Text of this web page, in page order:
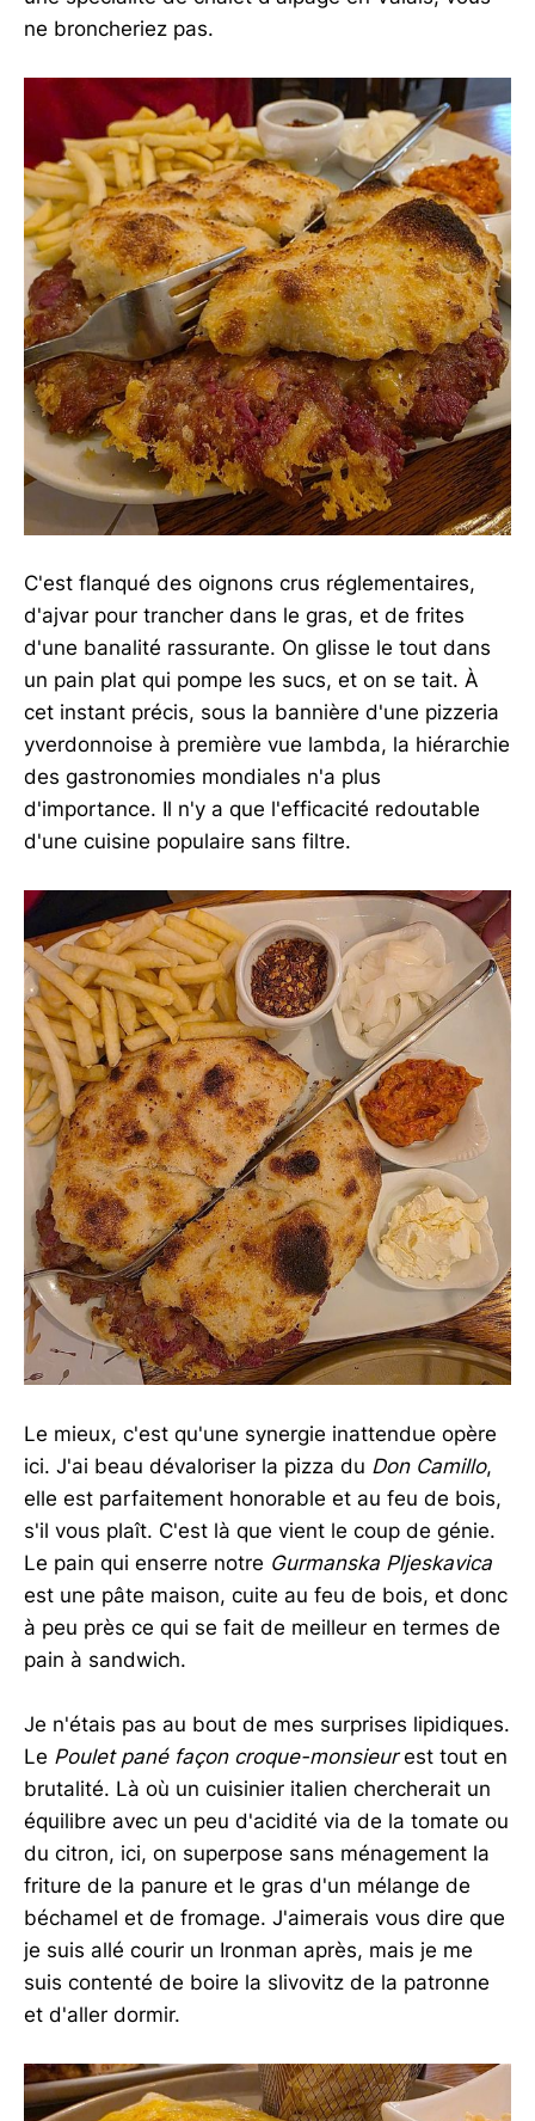
ne broncheriez pas.
C'est flanqué des oignons crus réglementaires,
d'ajvar pour trancher dans le gras, et de frites
d'une banalité rassurante. On glisse le tout dans
un pain plat qui pompe les sucs, et on se tait. À
cet instant précis, sous la bannière d'une pizzeria
yverdonnoise à première vue lambda, la hiérarchie
des gastronomies mondiales n'a plus
d'importance. Il n'y a que l'efficacité redoutable
d'une cuisine populaire sans filtre.
Le mieux, c'est qu'une synergie inattendue opère
ici. J'ai beau dévaloriser la pizza du Don Camillo,
elle est parfaitement honorable et au feu de bois,
s'il vous plaît. C'est là que vient le coup de génie.
Le pain qui enserre notre Gurmanska Pljeskavica
est une pâte maison, cuite au feu de bois, et donc
à peu près ce qui se fait de meilleur en termes de
pain à sandwich.
Je n'étais pas au bout de mes surprises lipidiques.
Le Poulet pané façon croque-monsieurest tout en
brutalité. Là où un cuisinier italien chercherait un
équilibre avec un peu d'acidité via de la tomate ou
du citron, ici, on superpose sans ménagement la
friture de la panure et le gras d'un mélange de
béchamel et de fromage. J'aimerais vous dire que
je suis allé courir un Ironman après, mais je me
suis contenté de boire la slivovitz de la patronne
et d'aller dormir.